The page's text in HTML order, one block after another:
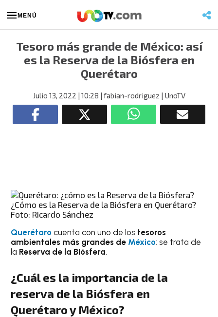
MENÚ
Tesoro más grande de México: así
es la Reserva de la Biósfera en
Querétaro
Julio 13, 2022 | 10:28 | fabian-rodriguez | UnoTV
¿Cómo es la Reserva de la Biósfera en Querétaro?
Foto: Ricardo Sánchez
Querétaro cuenta con uno de los tesoros
ambientales más grandes de México: se trata de
la Reserva de la Biósfera.
¿Cuál es la importancia de la
reserva de la Biósfera en
Querétaro y México?